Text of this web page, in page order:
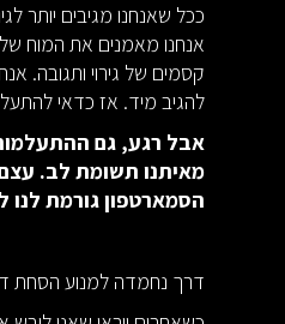
ככל שאנחנו מגיבים יותר
אנחנו מאמנים את המוח
קסמים של גירוי ותגובה.
להגיב מיד. אז כדאי להתעלם
אבל רגע, גם ההתעלמות
מאיתנו תשומת לב.
הסמארטפון גורמת
דרך נחמדה למנוע הסחת